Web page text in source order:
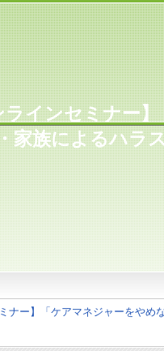
ラインセミナー
家族によるハラ
ナー】「ケアマネジャーをや